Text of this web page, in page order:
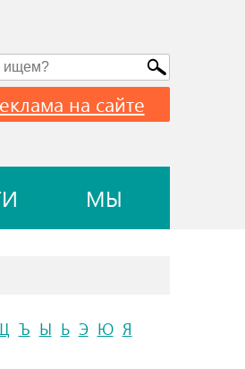
на сайте
МЫ
Ъ Ы Ь Э Ю Я